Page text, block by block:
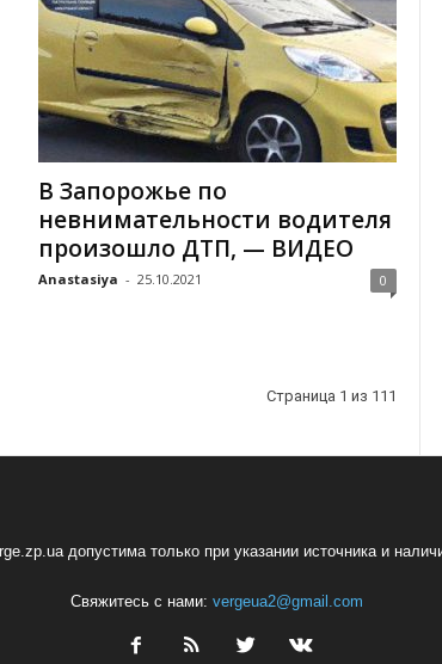
В Запорожье по
невнимательности водителя
произошло ДТП, — ВИДЕО
Anastasiya - 25.10.2021 0
Страница 1 из 111
допустима только при указании источника и
Свяжитесь с нами: vergeua2@gmail.com